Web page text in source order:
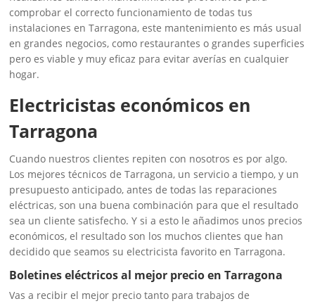
comprobar el correcto funcionamiento de todas tus
instalaciones en Tarragona, este mantenimiento es más usual
en grandes negocios, como restaurantes o grandes superficies
pero es viable y muy eficaz para evitar averías en cualquier
hogar.
Electricistas económicos en
Tarragona
Cuando nuestros clientes repiten con nosotros es por algo.
Los mejores técnicos de Tarragona, un servicio a tiempo, y un
presupuesto anticipado, antes de todas las reparaciones
eléctricas, son una buena combinación para que el resultado
sea un cliente satisfecho. Y si a esto le añadimos unos precios
económicos, el resultado son los muchos clientes que han
decidido que seamos su electricista favorito en Tarragona.
Boletines eléctricos al mejor precio en Tarragona
Vas a recibir el mejor precio tanto para trabajos de